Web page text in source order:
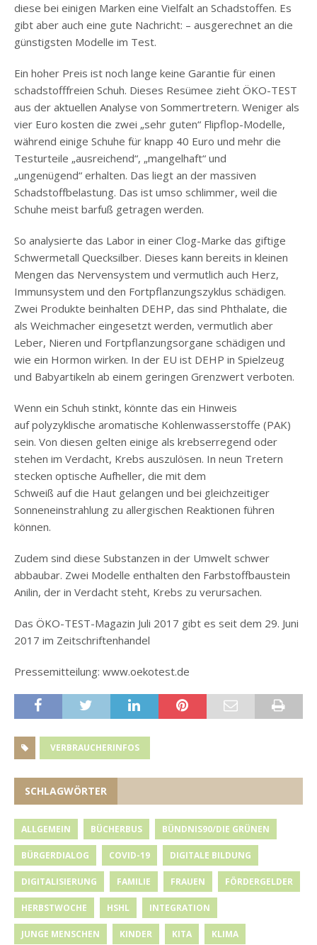
diese bei einigen Marken eine Vielfalt an Schadstoffen. Es
gibt aber auch eine gute Nachricht: – ausgerechnet an die
günstigsten Modelle im Test.
Ein hoher Preis ist noch lange keine Garantie für einen
schadstofffreien Schuh. Dieses Resümee zieht ÖKO-TEST
aus der aktuellen Analyse von Sommertretern. Weniger als
vier Euro kosten die zwei „sehr guten“ Flipflop-Modelle,
während einige Schuhe für knapp 40 Euro und mehr die
Testurteile „ausreichend“, „mangelhaft“ und
„ungenügend“ erhalten. Das liegt an der massiven
Schadstoffbelastung. Das ist umso schlimmer, weil die
Schuhe meist barfuß getragen werden.
So analysierte das Labor in einer Clog-Marke das giftige
Schwermetall Quecksilber. Dieses kann bereits in kleinen
Mengen das Nervensystem und vermutlich auch Herz,
Immunsystem und den Fortpflanzungszyklus schädigen.
Zwei Produkte beinhalten DEHP, das sind Phthalate, die
als Weichmacher eingesetzt werden, vermutlich aber
Leber, Nieren und Fortpflanzungsorgane schädigen und
wie ein Hormon wirken. In der EU ist DEHP in Spielzeug
und Babyartikeln ab einem geringen Grenzwert verboten.
Wenn ein Schuh stinkt, könnte das ein Hinweis
auf polyzyklische aromatische Kohlenwasserstoffe (PAK)
sein. Von diesen gelten einige als krebserregend oder
stehen im Verdacht, Krebs auszulösen. In neun Tretern
stecken optische Aufheller, die mit dem
Schweiß auf die Haut gelangen und bei gleichzeitiger
Sonneneinstrahlung zu allergischen Reaktionen führen
können.
Zudem sind diese Substanzen in der Umwelt schwer
abbaubar. Zwei Modelle enthalten den Farbstoffbaustein
Anilin, der in Verdacht steht, Krebs zu verursachen.
Das ÖKO-TEST-Magazin Juli 2017 gibt es seit dem 29. Juni
2017 im Zeitschriftenhandel
Pressemitteilung: www.oekotest.de
VERBRAUCHERINFOS
SCHLAGWÖRTER
ALLGEMEIN BÜCHERBUS BÜNDNIS90/DIE GRÜNEN
BÜRGERDIALOG COVID-19 DIGITALE BILDUNG
DIGITALISIERUNG FAMILIE FRAUEN FÖRDERGELDER
HERBSTWOCHE HSHL INTEGRATION
JUNGE MENSCHEN KINDER KITA KLIMA